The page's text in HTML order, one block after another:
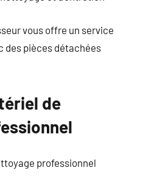
vous offre un service
des pièces détachées
de
professionnel